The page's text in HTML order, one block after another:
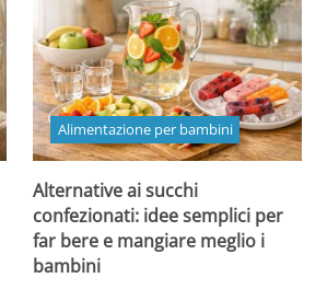
Alimentazione per bambini
Alternative ai succhi
confezionati: idee semplici per
far bere e mangiare meglio i
bambini